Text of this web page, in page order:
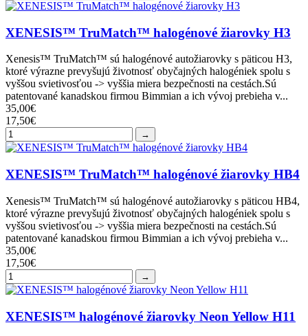
XENESIS™ TruMatch™ halogénové žiarovky H3
Xenesis™ TruMatch™ sú halogénové autožiarovky s päticou H3,
ktoré výrazne prevyšujú životnosť obyčajných halogéniek spolu s
vyššou svietivosťou -> vyššia miera bezpečnosti na cestách.Sú
patentované kanadskou firmou Bimmian a ich vývoj prebieha v...
35,00€
17,50€
→
XENESIS™ TruMatch™ halogénové žiarovky HB4
Xenesis™ TruMatch™ sú halogénové autožiarovky s päticou HB4,
ktoré výrazne prevyšujú životnosť obyčajných halogéniek spolu s
vyššou svietivosťou -> vyššia miera bezpečnosti na cestách.Sú
patentované kanadskou firmou Bimmian a ich vývoj prebieha v...
35,00€
17,50€
→
XENESIS™ halogénové žiarovky Neon Yellow H11